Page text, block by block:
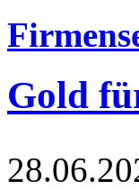
Gold